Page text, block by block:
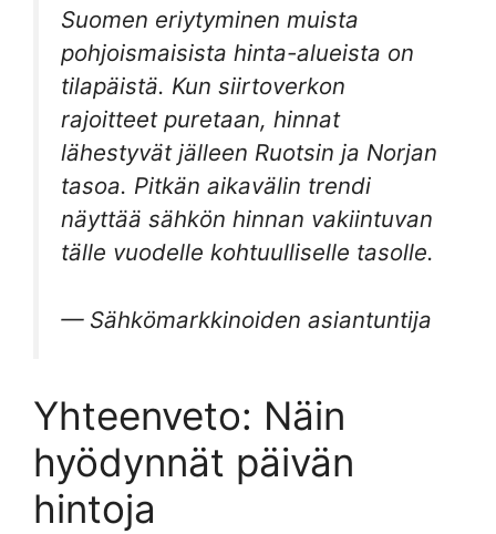
Suomen eriytyminen muista
pohjoismaisista hinta-alueista on
tilapäistä. Kun siirtoverkon
rajoitteet puretaan, hinnat
lähestyvät jälleen Ruotsin ja Norjan
tasoa. Pitkän aikavälin trendi
näyttää sähkön hinnan vakiintuvan
tälle vuodelle kohtuulliselle tasolle.
— Sähkömarkkinoiden asiantuntija
Yhteenveto: Näin
hyödynnät päivän
hintoja